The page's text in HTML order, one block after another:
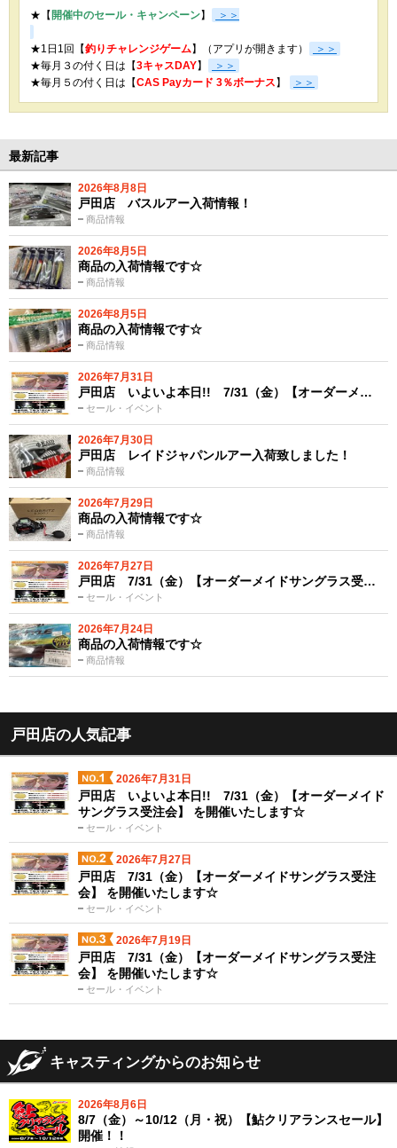
★【開催中のセール・キャンペーン】 ＞＞
★1日1回【釣りチャレンジゲーム】（アプリが開きます）
＞＞
★毎月３の付く日は【3キャスDAY】
＞＞
★毎月５の付く日は【CAS Payカード 3％ボーナス】 ＞＞
最新記事
2026年8月8日
商品情報
戸田店 バスルアー入荷情報！
2026年8月5日
商品情報
商品の入荷情報です☆
2026年8月5日
商品情報
商品の入荷情報です☆
2026年7月31日
セール・イベント
戸田店 いよいよ本日!! 7/31（金）【オーダーメ…
2026年7月30日
商品情報
戸田店 レイドジャパンルアー入荷致しました！
2026年7月29日
商品情報
商品の入荷情報です☆
2026年7月27日
セール・イベント
戸田店 7/31（金）【オーダーメイドサングラス受…
2026年7月24日
商品情報
商品の入荷情報です☆
戸田店の人気記事
2026年7月31日
セール・イベント
戸田店 いよいよ本日!! 7/31（金）【オーダーメイド
サングラス受注会】 を開催いたします☆
2026年7月27日
セール・イベント
戸田店 7/31（金）【オーダーメイドサングラス受注
会】 を開催いたします☆
2026年7月19日
セール・イベント
戸田店 7/31（金）【オーダーメイドサングラス受注
会】 を開催いたします☆
キャスティングからのお知らせ
2026年8月6日
8/7（金）～10/12（月・祝）【鮎クリアランスセール】
開催！！